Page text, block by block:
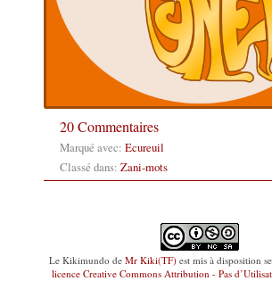
20 Commentaires
Marqué avec: Ecureuil
Classé dans: Zani-mots
Le Kikimundo de Mr Kiki(TF) est mis à disposition
licence Creative Commons Attribution - Pas